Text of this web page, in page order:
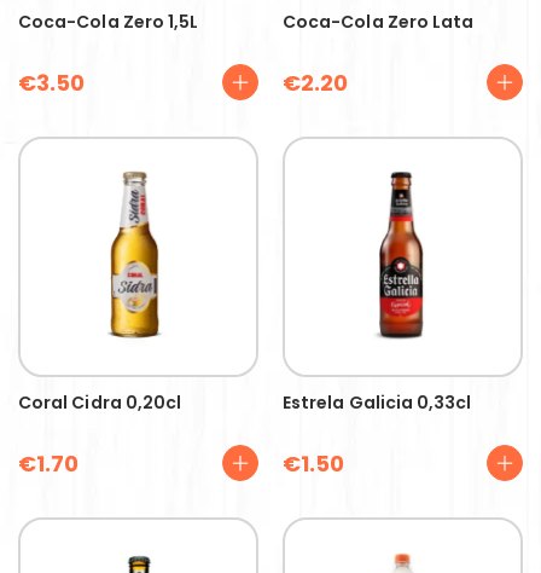
Coca-Cola Zero 1,5L
€3.50
Coca-Cola Zero Lata
€2.20
Coral Cidra 0,20cl
€1.70
Estrela Galicia 0,33cl
€1.50